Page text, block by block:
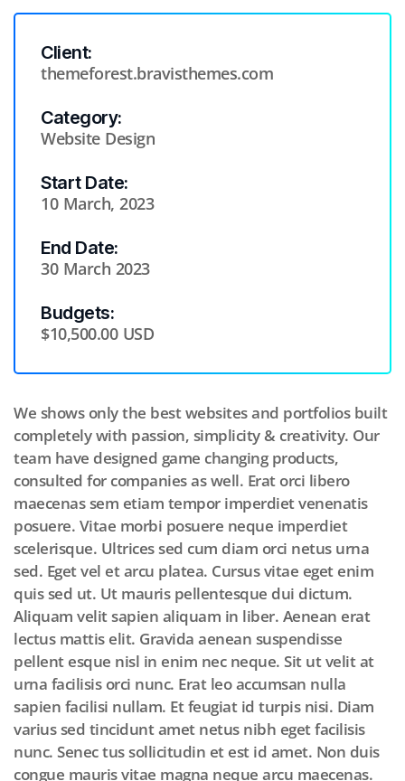
Client:
themeforest.bravisthemes.com
Category:
Website Design
Start Date:
10 March, 2023
End Date:
30 March 2023
Budgets:
$10,500.00 USD
We shows only the best websites and portfolios built
completely with passion, simplicity & creativity. Our
team have designed game changing products,
consulted for companies as well. Erat orci libero
maecenas sem etiam tempor imperdiet venenatis
posuere. Vitae morbi posuere neque imperdiet
scelerisque. Ultrices sed cum diam orci netus urna
sed. Eget vel et arcu platea. Cursus vitae eget enim
quis sed ut. Ut mauris pellentesque dui dictum.
Aliquam velit sapien aliquam in liber. Aenean erat
lectus mattis elit. Gravida aenean suspendisse
pellent esque nisl in enim nec neque. Sit ut velit at
urna facilisis orci nunc. Erat leo accumsan nulla
sapien facilisi nullam. Et feugiat id turpis nisi. Diam
varius sed tincidunt amet netus nibh eget facilisis
nunc. Senec tus sollicitudin et est id amet. Non duis
congue mauris vitae magna neque arcu maecenas.